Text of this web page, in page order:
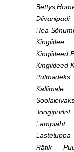
Bettys
Diivanipadi
Hea
Kingiidee
Kingiideed
Kingiideed
Pulmadeks
Kallimale
Soolaleivaks
Joogipudel
Lamptäht
Lastetuppa
Rätik